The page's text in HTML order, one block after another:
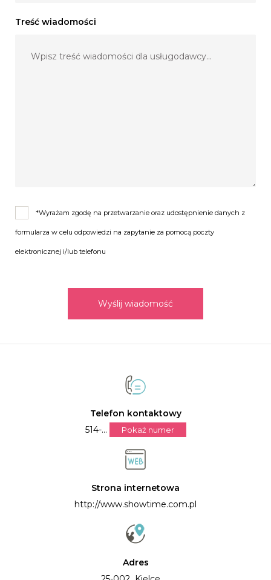
Treść wiadomości
*Wyrażam zgodę na przetwarzanie oraz udostępnienie danych z
formularza w celu odpowiedzi na zapytanie za pomocą poczty
elektronicznej i/lub telefonu
Wyślij wiadomość
Telefon kontaktowy
514-...
Pokaż numer
Strona internetowa
http://www.showtime.com.pl
Adres